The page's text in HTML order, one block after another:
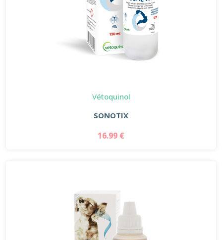
Vétoquinol
SONOTIX
16.99 €